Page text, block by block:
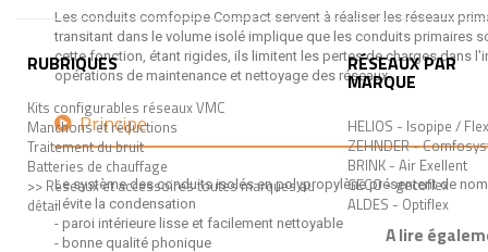
RUBRIQUES
Kits configurables réseaux VMC
Manchons et réductions
Traitement du bruit
Batteries de chauffage
>> Réseaux et accessoires toutes marques au
détail
RÉSEAUX PAR
MARQUE
HELIOS - Isopipe /
ZEHNDER -
BRINK - Air Exellent
GECO - gecoflex
ALDES - Optiflex
A lire
Les conduits comfopipe Compact servent à réaliser les réseaux
transitant dans le volume isolé implique que les conduits primaires
cette fonction, étant rigides, ils limitent les pertes de charges dans
opérations de maintenance et nettoyage des réseaux.
Principe
Le système des conduits isolés en polypropylène présentent de
- évite la condensation
- paroi intérieure lisse et facilement nettoyable
- bonne qualité phonique